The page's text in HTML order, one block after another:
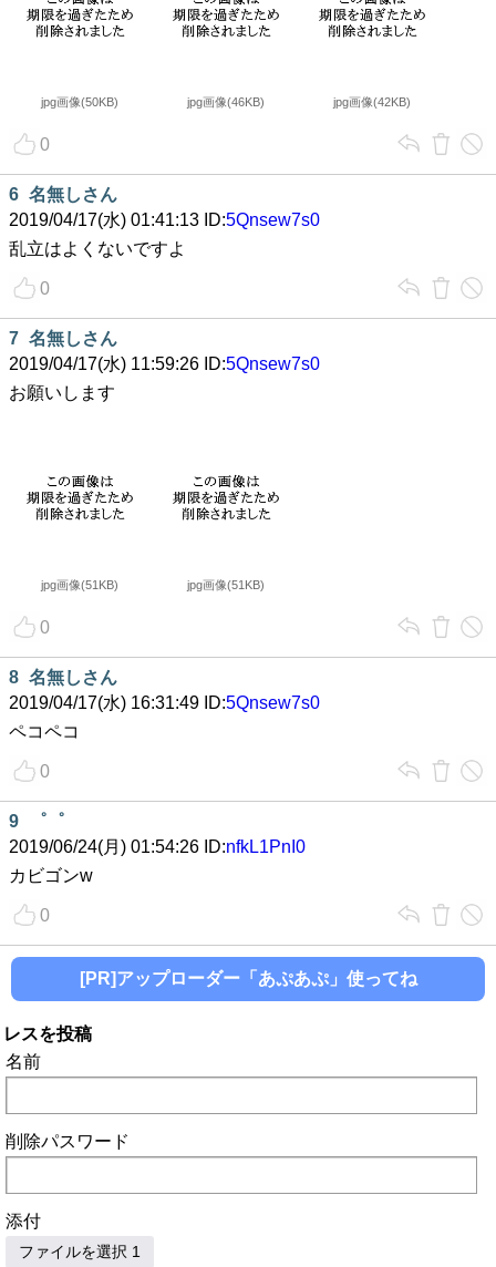
jpg画像(50KB) jpg画像(46KB) jpg画像(42KB)
0
6 名無しさん
2019/04/17(水) 01:41:13 ID:5Qnsew7s0
乱立はよくないですよ
0
7 名無しさん
2019/04/17(水) 11:59:26 ID:5Qnsew7s0
お願いします
jpg画像(51KB) jpg画像(51KB)
0
8 名無しさん
2019/04/17(水) 16:31:49 ID:5Qnsew7s0
ペコペコ
0
9
゜゜
2019/06/24(月) 01:54:26 ID:nfkL1PnI0
カビゴンw
0
[PR]アップローダー「あぷあぷ」使ってね
レスを投稿
名前
削除パスワード
添付
ファイルを選択 1